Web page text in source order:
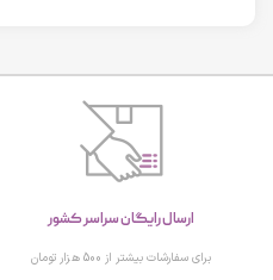
ارسال رایگان سراسر کشور
برای سفارشات بیشتر از 500 هزار تومان